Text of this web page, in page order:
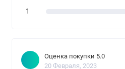
1
Оценка покупки 5.0
20 Февраля, 2023